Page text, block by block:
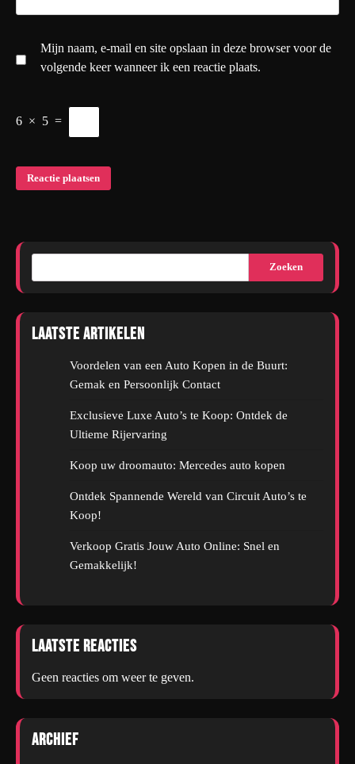
Mijn naam, e-mail en site opslaan in deze browser voor de
volgende keer wanneer ik een reactie plaats.
6 × 5 =
Zoeken
Laatste artikelen
Voordelen van een Auto Kopen in de Buurt:
Gemak en Persoonlijk Contact
Exclusieve Luxe Auto’s te Koop: Ontdek de
Ultieme Rijervaring
Koop uw droomauto: Mercedes auto kopen
Ontdek Spannende Wereld van Circuit Auto’s te
Koop!
Verkoop Gratis Jouw Auto Online: Snel en
Gemakkelijk!
Laatste reacties
Geen reacties om weer te geven.
Archief